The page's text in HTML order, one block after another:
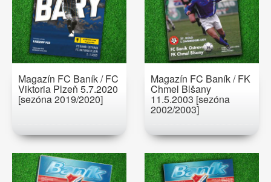
Magazín FC Baník / FC
Viktoria Plzeň 5.7.2020
[sezóna 2019/2020]
Magazín FC Baník / FK
Chmel Blšany
11.5.2003 [sezóna
2002/2003]